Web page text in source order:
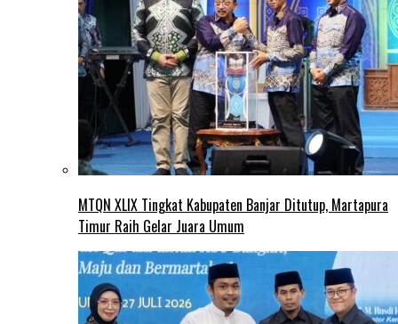
MTQN XLIX Tingkat Kabupaten Banjar Ditutup, Martapura
Timur Raih Gelar Juara Umum